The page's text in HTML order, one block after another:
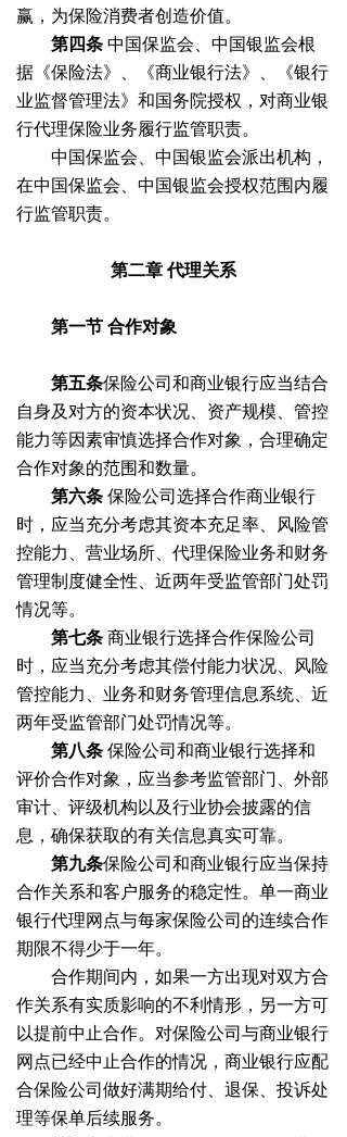
赢，为保险消费者创造价值。
第四条中国保监会、中国银监会根
据《保险法》、《商业银行法》、《银行
业监督管理法》和国务院授权，对商业银
行代理保险业务履行监管职责。
中国保监会、中国银监会派出机构，
在中国保监会、中国银监会授权范围内履
行监管职责。
第二章代理关系
第一节合作对象
第五条保险公司和商业银行应当结合
自身及对方的资本状况、资产规模、管控
能力等因素审慎选择合作对象，合理确定
合作对象的范围和数量。
第六条保险公司选择合作商业银行
时，应当充分考虑其资本充足率、风险管
控能力、营业场所、代理保险业务和财务
管理制度健全性、近两年受监管部门处罚
情况等。
第七条商业银行选择合作保险公司
时，应当充分考虑其偿付能力状况、风险
管控能力、业务和财务管理信息系统、近
两年受监管部门处罚情况等。
第八条保险公司和商业银行选择和
评价合作对象，应当参考监管部门、外部
审计、评级机构以及行业协会披露的信
息，确保获取的有关信息真实可靠。
第九条保险公司和商业银行应当保持
合作关系和客户服务的稳定性。单一商业
银行代理网点与每家保险公司的连续合作
期限不得少于一年。
合作期间内，如果一方出现对双方合
作关系有实质影响的不利情形，另一方可
以提前中止合作。对保险公司与商业银行
网点已经中止合作的情况，商业银行应配
合保险公司做好满期给付、退保、投诉处
理等保单后续服务。